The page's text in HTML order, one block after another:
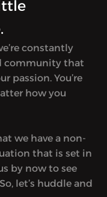
constantly
community that
passion. You’re
how you
we have a non-
that is set in
by now to see
let’s huddle and